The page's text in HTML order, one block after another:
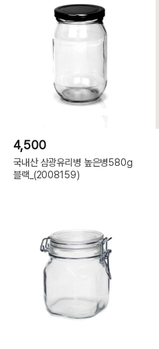
4,500
국내산 삼광유리병 높은병580g
블랙_(2008159)